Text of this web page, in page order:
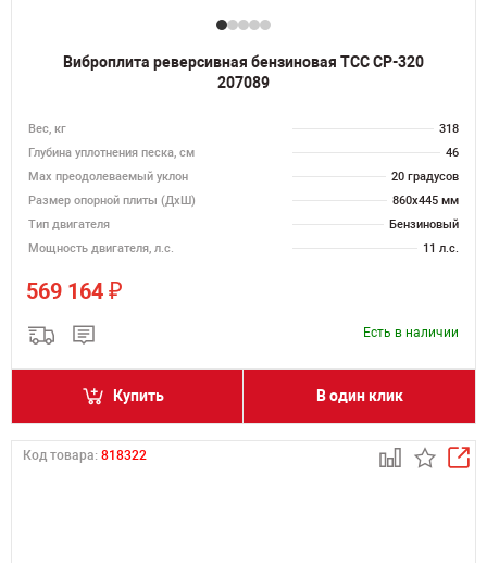
Виброплита реверсивная бензиновая ТСС CP-320
207089
Вес, кг
318
Глубина уплотнения песка, см
46
Max преодолеваемый уклон
20 градусов
Размер опорной плиты (ДхШ)
860х445 мм
Тип двигателя
Бензиновый
Мощность двигателя, л.с.
11 л.с.
569 164 ₽
Есть в наличии
Купить В один клик
Код товара: 818322